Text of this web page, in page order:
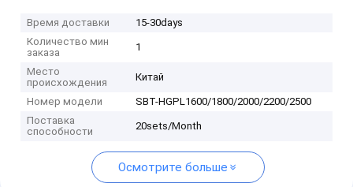
Время доставки
15-30days
Количество мин
заказа
1
Место
происхождения
Китай
Номер модели
SBT-HGPL1600/1800/2000/2200/2500
Поставка
способности
20sets/Month
Осмотрите больше